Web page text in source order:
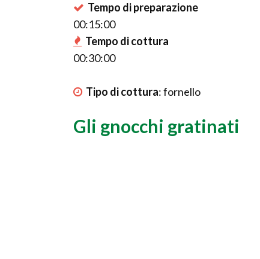
Tempo di preparazione
00:15:00
Tempo di cottura
00:30:00
Tipo di cottura:fornello
Gli gnocchi gratinati